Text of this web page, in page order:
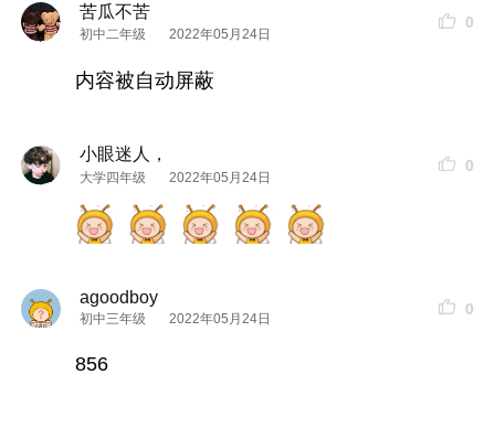
苦瓜不苦
初中二年级 2022年05月24日
0
内容被自动屏蔽
小眼迷人，
大学四年级 2022年05月24日
0
agoodboy
初中三年级 2022年05月24日
0
856